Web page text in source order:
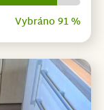
Vybráno 91 %